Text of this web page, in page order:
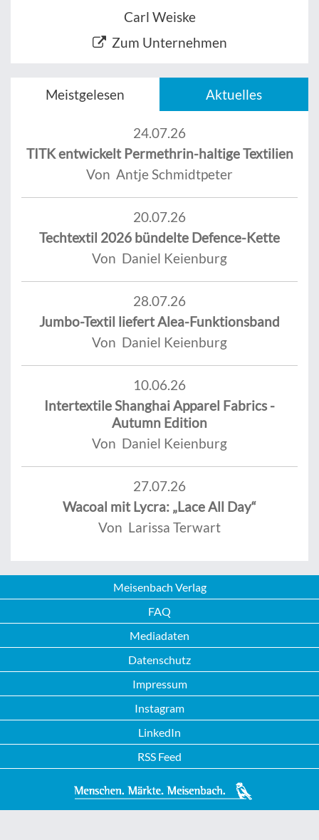
Carl Weiske
Zum Unternehmen
Meistgelesen Aktuelles
24.07.26
TITK entwickelt Permethrin-haltige Textilien
Von Antje Schmidtpeter
20.07.26
Techtextil 2026 bündelte Defence-Kette
Von Daniel Keienburg
28.07.26
Jumbo-Textil liefert Alea-Funktionsband
Von Daniel Keienburg
10.06.26
Intertextile Shanghai Apparel Fabrics -
Autumn Edition
Von Daniel Keienburg
27.07.26
Wacoal mit Lycra: „Lace All Day“
Von Larissa Terwart
Meisenbach Verlag
FAQ
Mediadaten
Datenschutz
Impressum
Instagram
LinkedIn
RSS Feed